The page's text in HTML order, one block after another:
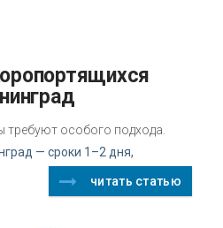
требуют особого подхода.
— сроки 1–2 дня,
читать статью